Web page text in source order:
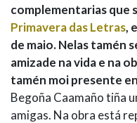
complementarias que
Primavera das Letras,
de maio. Nelas tamén
amizade na vida e na
tamén moi presente en
Begoña Caamaño tiña
amigas. Na obra está